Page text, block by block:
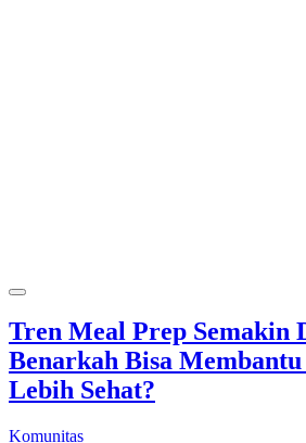
Tren Meal Prep Semakin
Benarkah Bisa
Lebih Sehat?
Komunitas